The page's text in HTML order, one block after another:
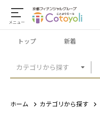
メニュー
カテゴリから探す
トップ 新着
ホーム カテゴリから探す